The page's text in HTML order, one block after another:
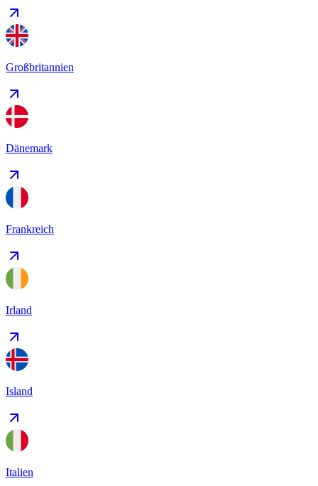
Großbritannien
Dänemark
Frankreich
Irland
Island
Italien